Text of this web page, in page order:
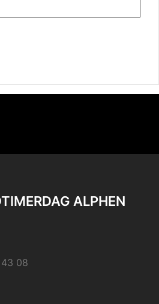
ALPHEN
08